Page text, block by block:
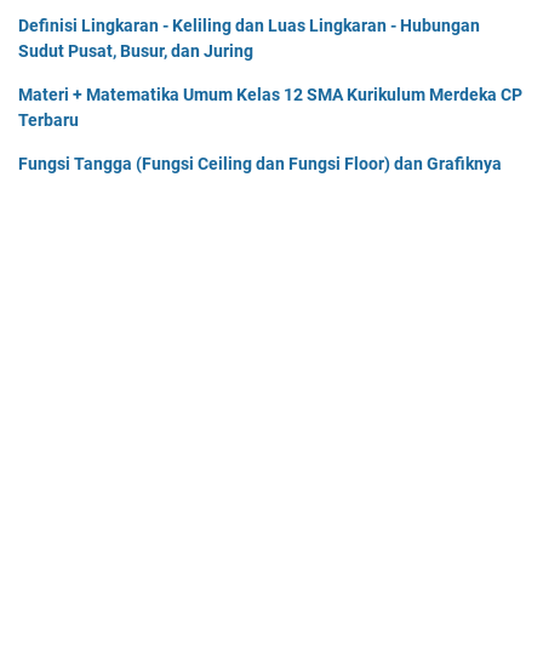
Definisi Lingkaran - Keliling dan Luas Lingkaran - Hubungan
Sudut Pusat, Busur, dan Juring
Materi + Matematika Umum Kelas 12 SMA Kurikulum Merdeka CP
Terbaru
Fungsi Tangga (Fungsi Ceiling dan Fungsi Floor) dan Grafiknya